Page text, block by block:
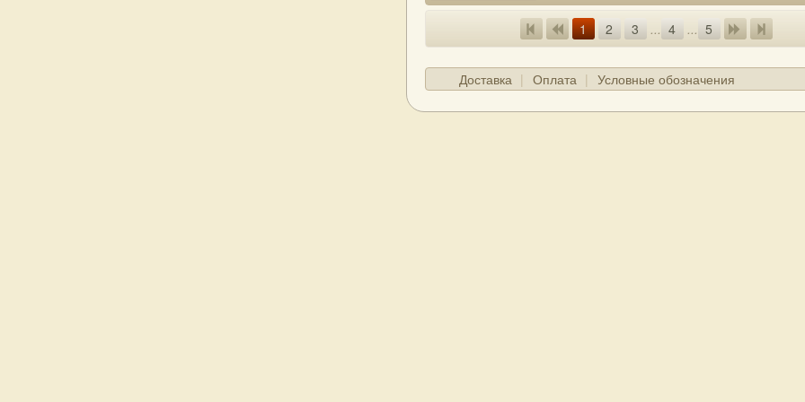
1 2 3 ... 4 ... 5
Доставка Оплата Условные обозначения